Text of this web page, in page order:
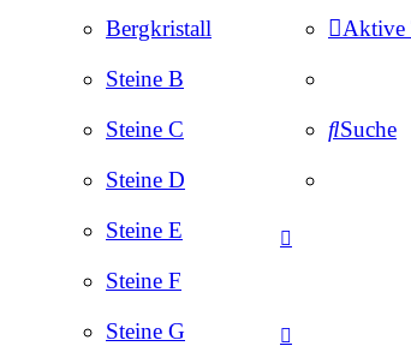
Bergkristall
Steine B
Steine C
Steine D
Steine E
Steine F
Steine G
Aktive
Suche